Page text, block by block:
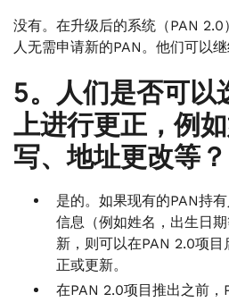
没有。在升级后的系统（PAN
人无需申请新的PAN。他们可以
5。人们是否可以
上进行更正，例
写、地址更改等？
是的。如果现有的PAN持
信息（例如姓名，出生日
新，则可以在PAN 2.0项
正或更新。
在PAN 2.0项目推出之前